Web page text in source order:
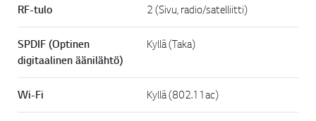
RF-tulo 2 (Sivu, radio/satelliitti)
SPDIF (Optinen
digitaalinen äänilähtö)
Kyllä (Taka)
Wi-Fi Kyllä (802.11ac)